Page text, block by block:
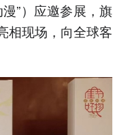
”）应邀参展，旗
相现场，向全球客